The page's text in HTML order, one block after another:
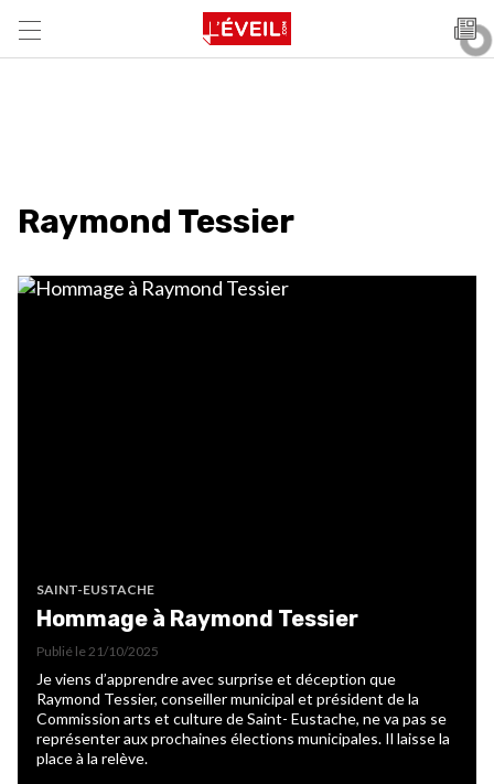
Raymond Tessier
SAINT-EUSTACHE
Hommage à Raymond Tessier
Publié le 21/10/2025
Je viens d’apprendre avec surprise et déception que
Raymond Tessier, conseiller municipal et président de la
Commission arts et culture de Saint- Eustache, ne va pas se
représenter aux prochaines élections municipales. Il laisse la
place à la relève.